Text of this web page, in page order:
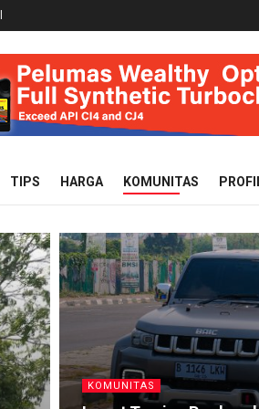
TIPS HARGA KOMUNITAS
KOMUNITAS